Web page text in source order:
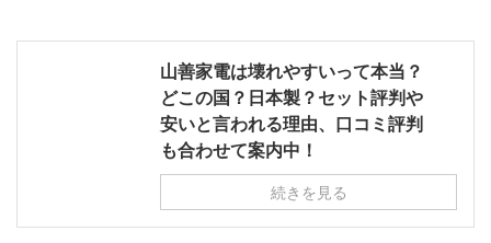
山善家電は壊れやすいって本当？
どこの国？日本製？セット評判や
安いと言われる理由、口コミ評判
も合わせて案内中！
続きを見る